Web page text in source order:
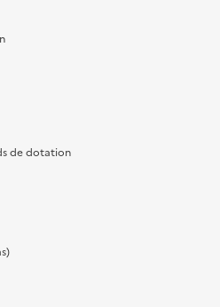
de dotation